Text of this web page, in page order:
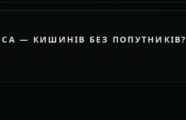
— КИШИНІВ БЕЗ ПОПУТНИКІВ?